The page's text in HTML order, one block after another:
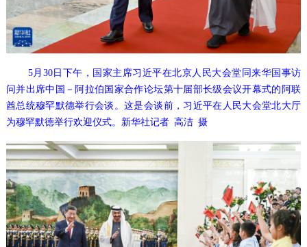
5月30日下午，国家主席习近平在北京人民大会堂同来华国事访
问并出席中国－阿拉伯国家合作论坛第十届部长级会议开幕式的阿联
酋总统穆罕默德举行会谈。这是会谈前，习近平在人民大会堂北大厅
为穆罕默德举行欢迎仪式。新华社记者 高洁 摄